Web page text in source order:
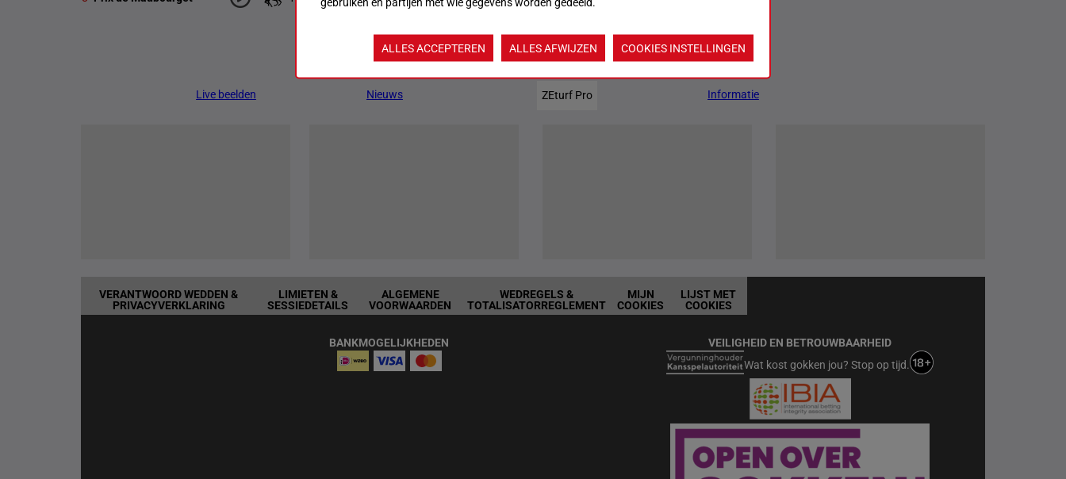
Jouw favoriete paarden
Live beelden Nieuws ZEturf Pro Informatie
VERANTWOORD WEDDEN &
PRIVACYVERKLARING
LIMIETEN &
SESSIEDETAILS
ALGEMENE
VOORWAARDEN
WEDREGELS &
TOTALISATORREGLEMENT
MIJN
COOKIES
LIJST MET
COOKIES
BANKMOGELIJKHEDEN
VEILIGHEID EN BETROUWBAARHEID
Wat kost gokken jou? Stop op tijd.
ALLES ACCEPTEREN ALLES AFWIJZEN COOKIES INSTELLINGEN